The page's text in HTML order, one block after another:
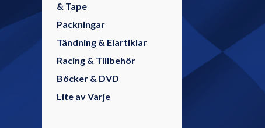
& Tape
Packningar
Tändning & Elartiklar
Racing & Tillbehör
Böcker & DVD
Lite av Varje